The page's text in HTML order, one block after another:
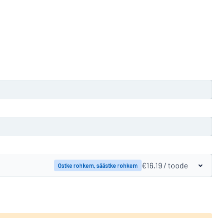
Ostke rohkem, säästke rohkem €16.19 / toode